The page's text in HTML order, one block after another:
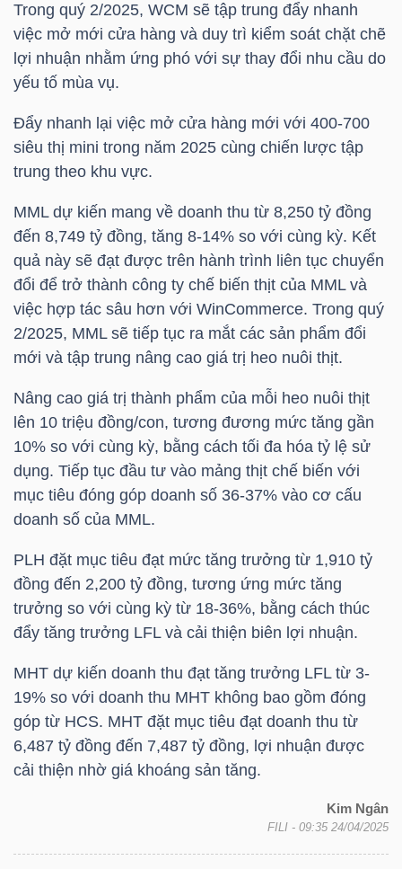
Trong quý 2/2025, WCM sẽ tập trung đẩy nhanh
việc mở mới cửa hàng và duy trì kiểm soát chặt chẽ
lợi nhuận nhằm ứng phó với sự thay đổi nhu cầu do
yếu tố mùa vụ.
Đẩy nhanh lại việc mở cửa hàng mới với 400-700
siêu thị mini trong năm 2025 cùng chiến lược tập
trung theo khu vực.
MMLdự kiến ​​mang về doanh thu từ 8,250 tỷ đồng
đến 8,749 tỷ đồng, tăng 8-14% so với cùng kỳ. Kết
quả này sẽ đạt được trên hành trình liên tục chuyển
đổi để trở thành công ty chế biến thịt của MMLvà
việc hợp tác sâu hơn với WinCommerce. Trong quý
2/2025, MMLsẽ tiếp tục ra mắt các sản phẩm đổi
mới và tập trung nâng cao giá trị heo nuôi thịt.
Nâng cao giá trị thành phẩm của mỗi heo nuôi thịt
lên 10 triệu đồng/con, tương đương mức tăng gần
10% so với cùng kỳ, bằng cách tối đa hóa tỷ lệ sử
dụng. Tiếp tục đầu tư vào mảng thịt chế biến với
mục tiêu đóng góp doanh số 36-37% vào cơ cấu
doanh số của MML.
PLH đặt mục tiêu đạt mức tăng trưởng từ 1,910 tỷ
đồng đến 2,200 tỷ đồng, tương ứng mức tăng
trưởng so với cùng kỳ từ 18-36%, bằng cách thúc
đẩy tăng trưởng LFL và cải thiện biên lợi nhuận.
MHT dự kiến doanh thu đạt tăng trưởng LFL từ 3-
19% so với doanh thu MHT không bao gồm đóng
góp từ HCS. MHT đặt mục tiêu đạt doanh thu từ
6,487 tỷ đồng đến 7,487 tỷ đồng, lợi nhuận được
cải thiện nhờ giá khoáng sản tăng.
Kim Ngân
FILI - 09:35 24/04/2025
Mã
chứng
khoán
(-)
Tất cả Cổ phiếu Chỉ số Chứng chỉ quỹ Chứng
Lãnh
đạo
(-)
Tất cả Người nội bộ Người liên quan Cổ đông lớn
Tin
tức
Bài
viết
của
tác
giả
(-)
Báo
cáo
phân
tích
(-)
Thuật